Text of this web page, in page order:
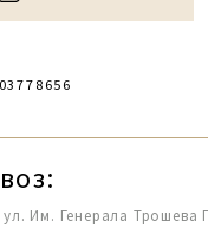
Им. Генерала Трошева